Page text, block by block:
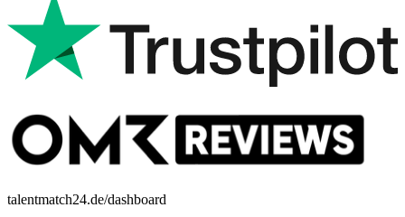
talentmatch24.de/dashboard